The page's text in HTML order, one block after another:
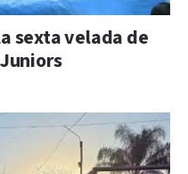
sexta velada de